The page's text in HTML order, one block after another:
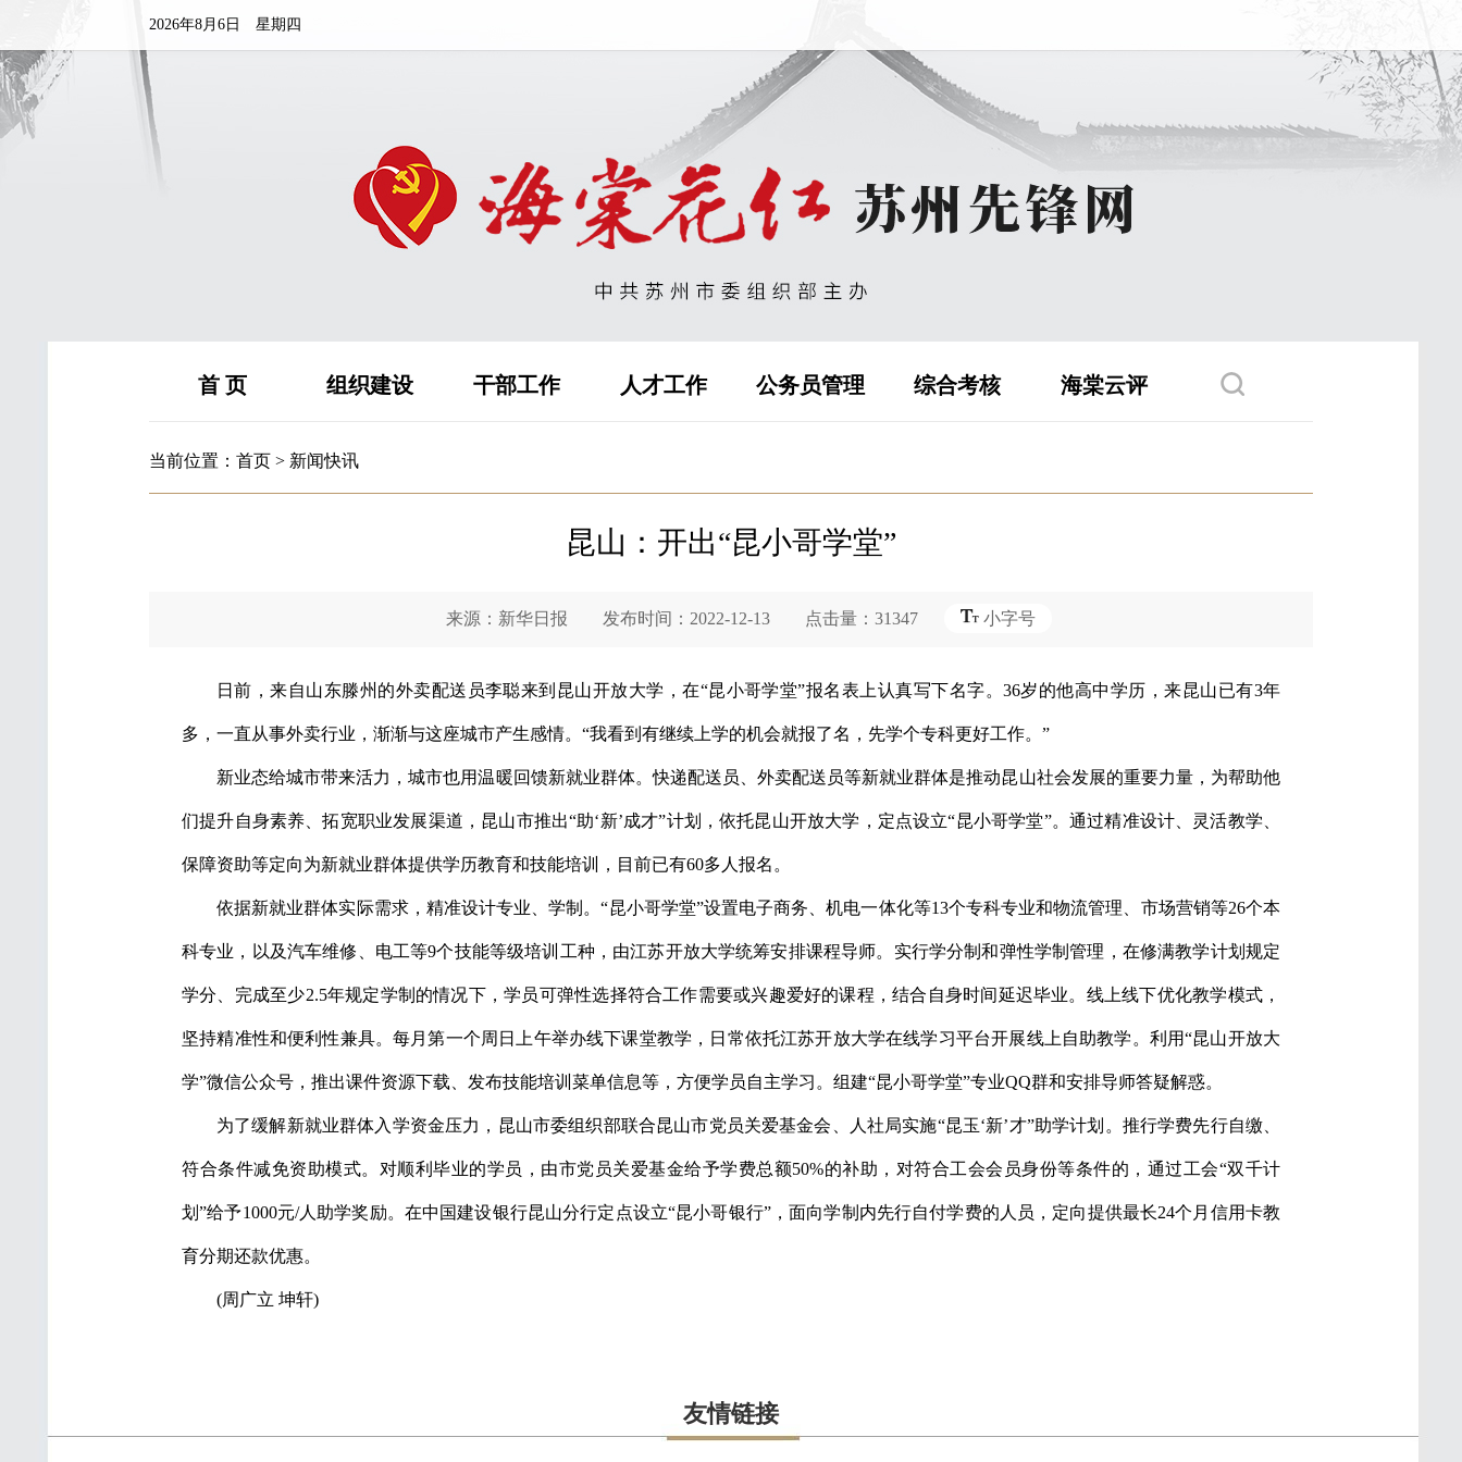
2026年8月6日 星期四
首 页 组织建设 干部工作 人才工作 公务员管理 综合考核 海棠云评
当前位置： 首页 > 新闻快讯
昆山：开出“昆小哥学堂”
来源：新华日报 发布时间：2022-12-13 点击量：31347 小字号
日前，来自山东滕州的外卖配送员李聪来到昆山开放大学，在“昆小哥学堂”报名表上认真写下名字。36岁的他高中学历，来昆山已有3年
多，一直从事外卖行业，渐渐与这座城市产生感情。“我看到有继续上学的机会就报了名，先学个专科更好工作。”
新业态给城市带来活力，城市也用温暖回馈新就业群体。快递配送员、外卖配送员等新就业群体是推动昆山社会发展的重要力量，为帮助他
们提升自身素养、拓宽职业发展渠道，昆山市推出“助‘新’成才”计划，依托昆山开放大学，定点设立“昆小哥学堂”。通过精准设计、灵活教学、
保障资助等定向为新就业群体提供学历教育和技能培训，目前已有60多人报名。
依据新就业群体实际需求，精准设计专业、学制。“昆小哥学堂”设置电子商务、机电一体化等13个专科专业和物流管理、市场营销等26个本
科专业，以及汽车维修、电工等9个技能等级培训工种，由江苏开放大学统筹安排课程导师。实行学分制和弹性学制管理，在修满教学计划规定
学分、完成至少2.5年规定学制的情况下，学员可弹性选择符合工作需要或兴趣爱好的课程，结合自身时间延迟毕业。线上线下优化教学模式，
坚持精准性和便利性兼具。每月第一个周日上午举办线下课堂教学，日常依托江苏开放大学在线学习平台开展线上自助教学。利用“昆山开放大
学”微信公众号，推出课件资源下载、发布技能培训菜单信息等，方便学员自主学习。组建“昆小哥学堂”专业QQ群和安排导师答疑解惑。
为了缓解新就业群体入学资金压力，昆山市委组织部联合昆山市党员关爱基金会、人社局实施“昆玉‘新’才”助学计划。推行学费先行自缴、
符合条件减免资助模式。对顺利毕业的学员，由市党员关爱基金给予学费总额50%的补助，对符合工会会员身份等条件的，通过工会“双千计
划”给予1000元/人助学奖励。在中国建设银行昆山分行定点设立“昆小哥银行”，面向学制内先行自付学费的人员，定向提供最长24个月信用卡教
育分期还款优惠。
(周广立 坤轩)
友情链接